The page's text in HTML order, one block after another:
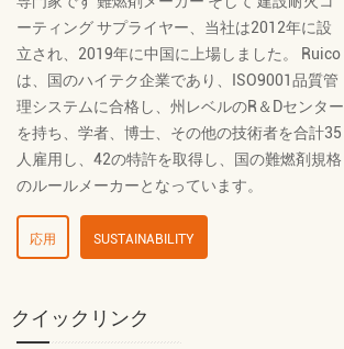
ーティング サプライヤー 、当社は2012年に設
立され、2019年に中国に上場しました。 Ruico
は、国のハイテク企業であり、ISO9001品質管
理システムに合格し、州レベルのR＆Dセンター
を持ち、学者、博士、その他の技術者を合計35
人雇用し、42の特許を取得し、国の難燃剤規格
のルールメーカーとなっています。
応用 SUSTAINABILITY
クイックリンク